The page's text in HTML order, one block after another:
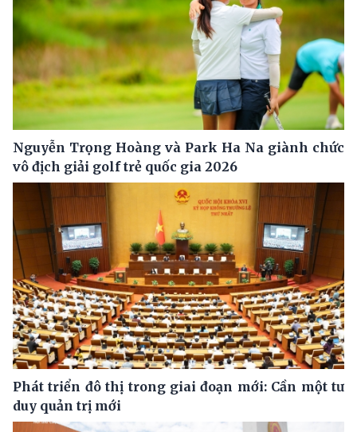
Nguyễn Trọng Hoàng và Park Ha Na giành chức
vô địch giải golf trẻ quốc gia 2026
Phát triển đô thị trong giai đoạn mới: Cần một tư
duy quản trị mới